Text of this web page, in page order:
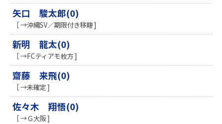
矢口 駿太郎(0)
［ →沖縄SV／期限付き移籍 ]
新明 龍太(0)
［ →FCティアモ枚方 ]
齋藤 来飛(0)
［ →未確定 ]
佐々木 翔悟(0)
［ →Ｇ大阪 ]